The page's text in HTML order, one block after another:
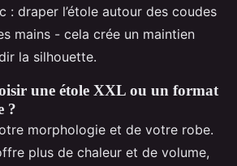
: draper l’étole autour des coudes
mains - cela crée un maintien
la silhouette.
une étole XXL ou un format
?
morphologie et de votre robe.
plus de chaleur et de volume,